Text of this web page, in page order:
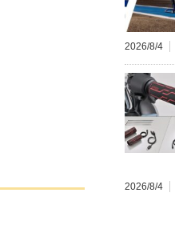
2026/8/4
2026/8/4